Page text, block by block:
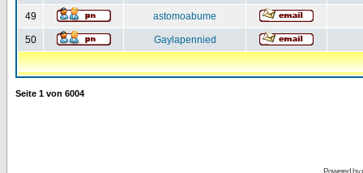
49 astomoabume
50 Gaylapennied
Seite 1 von 6004
Powered by